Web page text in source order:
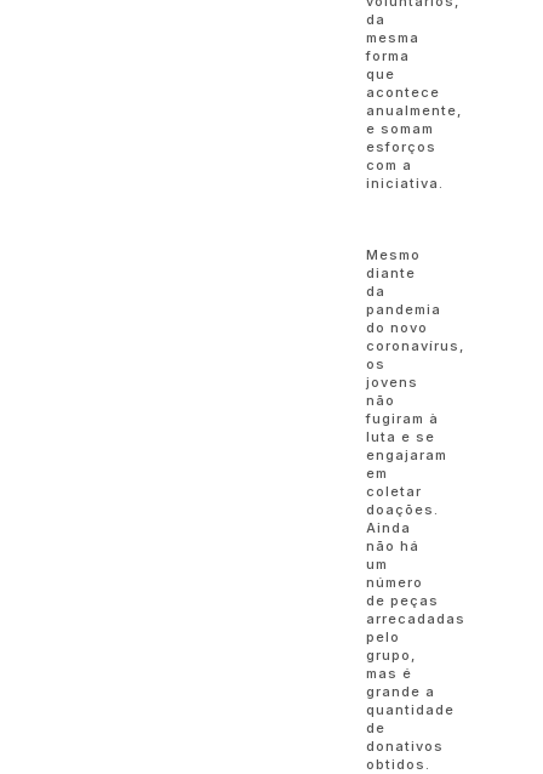
da
mesma
forma
que
acontece
anualmente,
e somam
esforços
com a
iniciativa.
Mesmo
diante
da
pandemia
do novo
coronavírus,
os
jovens
não
fugiram à
luta e se
engajaram
em
coletar
doações.
Ainda
não há
um
número
de peças
arrecadadas
pelo
grupo,
mas é
grande a
quantidade
de
donativos
obtidos.